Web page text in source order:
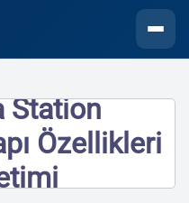
Station
Özellikleri